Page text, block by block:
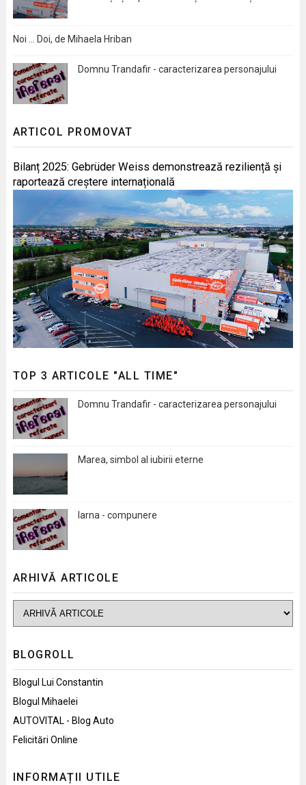
Noi … Doi, de Mihaela Hriban
Domnu Trandafir - caracterizarea personajului
ARTICOL PROMOVAT
Bilanț 2025: Gebrüder Weiss demonstrează reziliență și
raportează creștere internațională
TOP 3 ARTICOLE "ALL TIME"
Domnu Trandafir - caracterizarea personajului
Marea, simbol al iubirii eterne
Iarna - compunere
ARHIVĂ ARTICOLE
BLOGROLL
Blogul Lui Constantin
Blogul Mihaelei
AUTOVITAL - Blog Auto
Felicitări Online
INFORMAȚII UTILE